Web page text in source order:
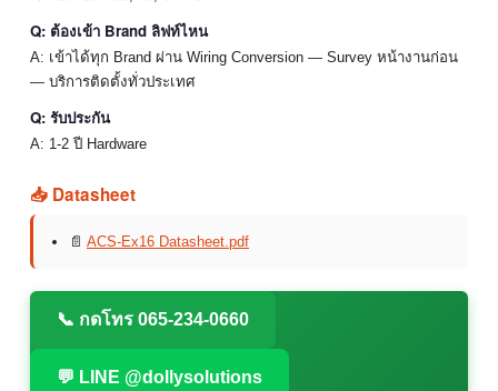
Q: ต้องเข้า Brand ลิฟท์ไหน
A: เข้าได้ทุก Brand ผ่าน Wiring Conversion — Survey หน้างานก่อน
— บริการติดตั้งทั่วประเทศ
Q: รับประกัน
A: 1-2 ปี Hardware
📥 Datasheet
📄 ACS-Ex16 Datasheet.pdf
📞 กดโทร 065-234-0660
💬 LINE @dollysolutions